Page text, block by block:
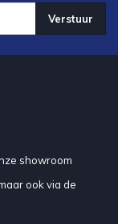
Verstuur
showroom
ook via de